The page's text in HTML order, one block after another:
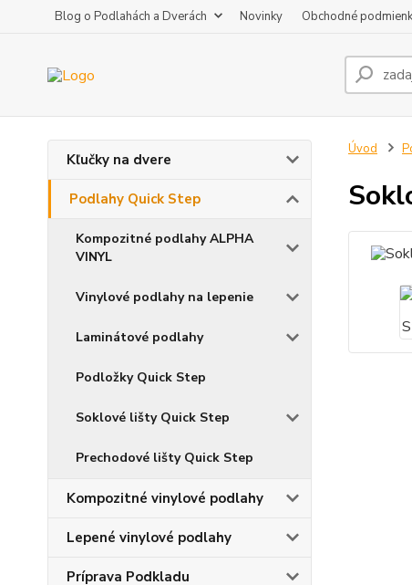
Blog o Podlahách a Dverách Novinky Obchodné
Kľučky na dvere
Podlahy Quick Step
Kompozitné podlahy ALPHA
VINYL
Vinylové podlahy na lepenie
Laminátové podlahy
Podložky Quick Step
Soklové lišty Quick Step
Prechodové lišty Quick Step
Kompozitné vinylové podlahy
Lepené vinylové podlahy
Príprava Podkladu
Úvod